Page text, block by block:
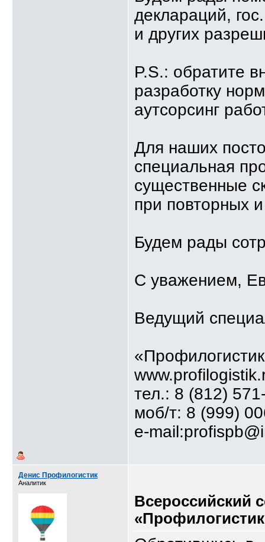
деклараций,
и других
P.S.: обратите
разработку
аутсорсинг
Для наших
специальная
существенные
при повторных
Будем рады
С уважением,
Ведущий
тел.: 8 (812)
моб/т: 8 (999)
e-
Денис Профилогистик
Аналитик
Всероссийский